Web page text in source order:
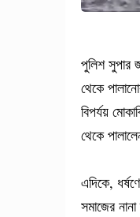
পুলিশ সুপার
থেকে
বিপর্যয়
থেকে
এদিকে,
সমাজের